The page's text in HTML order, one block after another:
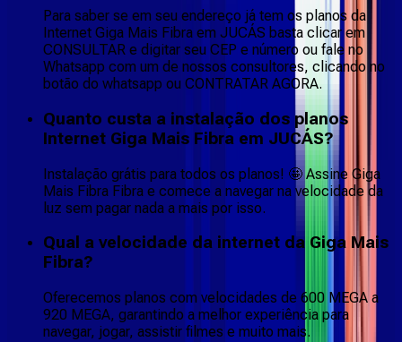
Para saber se em seu endereço já tem os planos da
Internet Giga Mais Fibra em JUCÁS basta clicar em
CONSULTAR e digitar seu CEP e número ou fale no
Whatsapp com um de nossos consultores, clicando no
botão do whatsapp ou CONTRATAR AGORA.
Quanto custa a instalação dos planos
Internet Giga Mais Fibra em JUCÁS?
Instalação grátis para todos os planos! 🤩 Assine Giga
Mais Fibra Fibra e comece a navegar na velocidade da
luz sem pagar nada a mais por isso.
Qual a velocidade da internet da Giga Mais
Fibra?
Oferecemos planos com velocidades de 600 MEGA a
920 MEGA, garantindo a melhor experiência para
navegar, jogar, assistir filmes e muito mais.